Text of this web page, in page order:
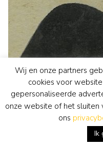
Wij en onze partners
cookies voor
gepersonaliseerde
onze website of het sluiten
ons
Ik